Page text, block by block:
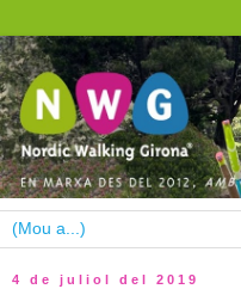
4 de juliol del 2019